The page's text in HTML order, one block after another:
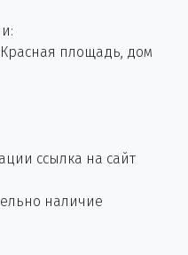
Красная площадь, дом
ссылка на сайт
наличие